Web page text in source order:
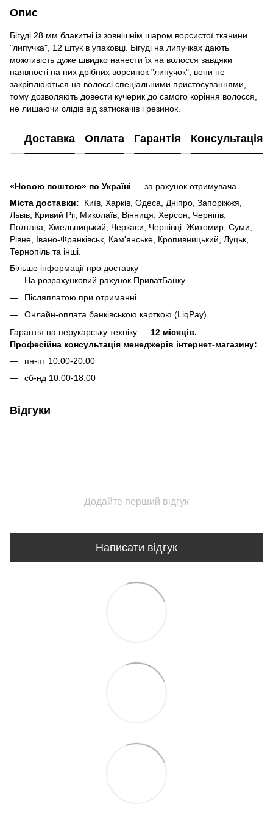
Опис
Бігуді 28 мм блакитні із зовнішнім шаром ворсистої тканини
"липучка", 12 штук в упаковці. Бігуді на липучках дають
можливість дуже швидко нанести їх на волосся завдяки
наявності на них дрібних ворсинок "липучок", вони не
закріплюються на волоссі спеціальними пристосуваннями,
тому дозволяють довести кучерик до самого коріння волосся,
не лишаючи слідів від затискачів і резинок.
Доставка Оплата Гарантія Консультація
«Новою поштою» по Україні — за рахунок отримувача.
Міста доставки: Київ, Харків, Одеса, Дніпро, Запоріжжя,
Львів, Кривий Ріг, Миколаїв, Вінниця, Херсон, Чернігів,
Полтава, Хмельницький, Черкаси, Чернівці, Житомир, Суми,
Рівне, Івано-Франківськ, Кам'янське, Кропивницький, Луцьк,
Тернопіль та інші.
Більше інформації про доставку
На розрахунковий рахунок ПриватБанку.
Післяплатою при отриманні.
Онлайн-оплата банківською карткою (LiqPay).
Гарантія на перукарську техніку — 12 місяців.
Професійна консультація менеджерів інтернет-магазину:
пн-пт 10:00-20:00
сб-нд 10:00-18:00
Відгуки
Додайте перший відгук
Написати відгук